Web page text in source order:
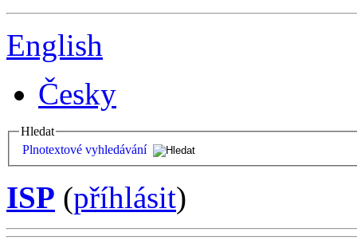
English
Česky
Hledat
Plnotextové vyhledávání
ISP (příhlásit)